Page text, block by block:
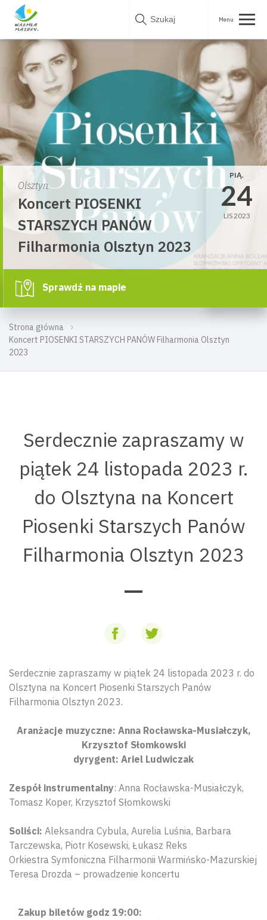
Skip
Strona główna
Koncert PIOSENKI STARSZYCH PANÓW Filharmonia Olsztyn
2023
Olsztyn
Koncert PIOSENKI
STARSZYCH PANÓW
Filharmonia Olsztyn 2023
PIĄ.
24
LIS 2023
Sprawdź na mapie
Serdecznie zapraszamy w
piątek 24 listopada 2023 r.
do Olsztyna na Koncert
Piosenki Starszych Panów
Filharmonia Olsztyn 2023
Serdecznie zapraszamy w piątek 24 listopada 2023 r. do
Olsztyna na Koncert Piosenki Starszych Panów
Filharmonia Olsztyn 2023.
Aranżacje muzyczne: Anna Rocławska-Musiałczyk,
Krzysztof Słomkowski
dyrygent: Ariel Ludwiczak
Zespół instrumentalny: Anna Rocławska-Musiałczyk,
Tomasz Koper, Krzysztof Słomkowski
Soliści: Aleksandra Cybula, Aurelia Luśnia, Barbara
Tarczewska, Piotr Kosewski, Łukasz Reks
Orkiestra Symfoniczna Filharmonii Warmińsko-Mazurskiej
Teresa Drozda – prowadzenie koncertu
Zakup biletów godz 19:00: